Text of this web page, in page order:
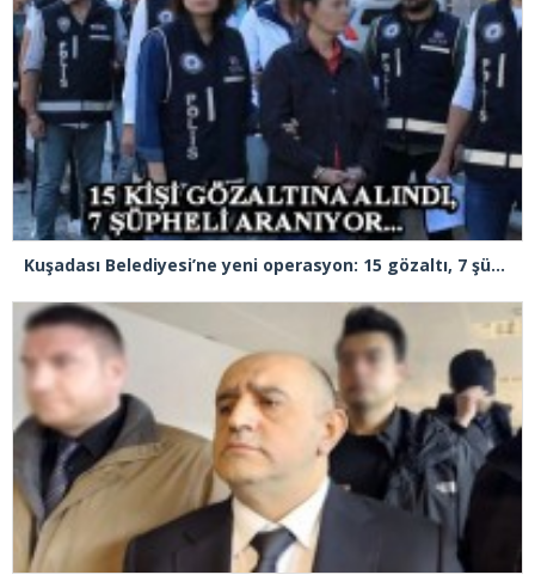
Kuşadası Belediyesi’ne yeni operasyon: 15 gözaltı, 7 şüpheli aranıyor